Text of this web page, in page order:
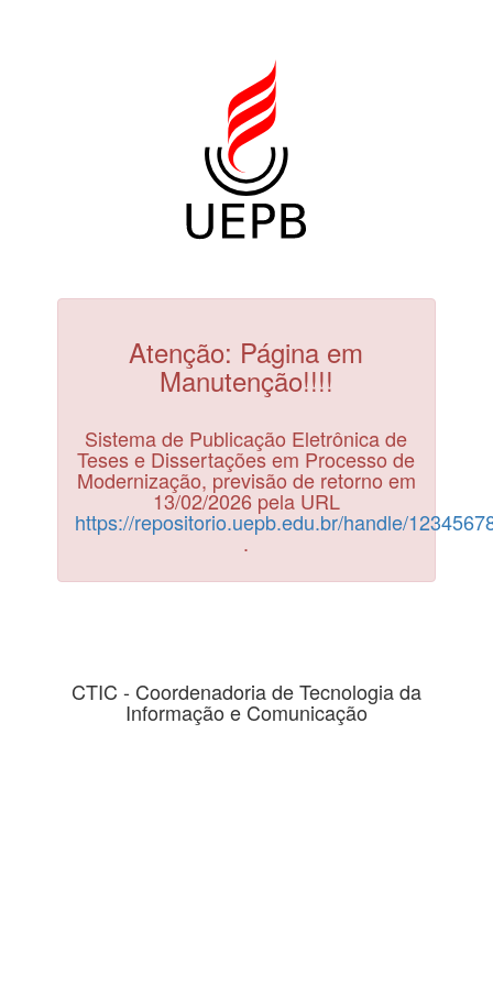
Atenção: Página em
Manutenção!!!!
Sistema de Publicação Eletrônica de
Teses e Dissertações em Processo de
Modernização, previsão de retorno em
13/02/2026 pela URL
https://repositorio.uepb.edu.br/handle/
.
CTIC - Coordenadoria de Tecnologia da
Informação e Comunicação